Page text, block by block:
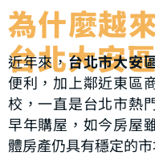
為什麼越
台北大安
近年來，台北市大安
便利，加上鄰近東區
校，一直是台北市熱
早年購屋，如今房屋
體房產仍具有穩定的市